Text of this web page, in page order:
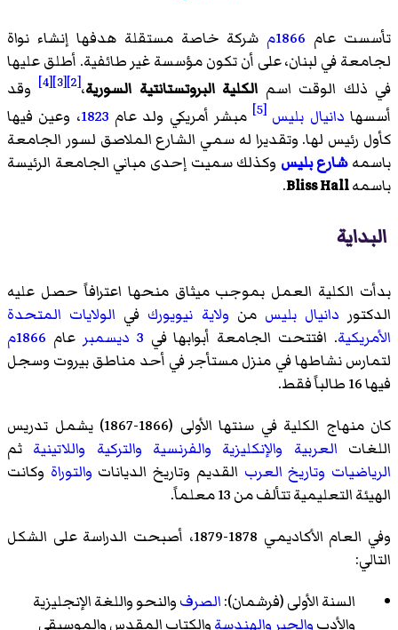
تأسست عام 1866م
شركة خاصة مستقلة هدفها إنشاء نواة
لجامعة في لبنان، على أن تكون مؤسسة غير طائفية. أطلق عليها
في ذلك الوقت اسم الكلية البروتستانتية السورية،[2]
[3]
[4]
وقد
أسسها دانيال بليس [5] مبشر أمريكي ولد عام 1823، وعين فيها
كأول رئيس لها. وتقديرا له سمي الشارع الملاصق لسور الجامعة
باسمهشارع بليس وكذلك سميت إحدى مباني الجامعة الرئيسة
باسمهBliss Hall
.
البداية
بدأت الكلية العمل بموجب ميثاق منحها اعترافاً حصل عليه
الدكتور دانيال بليس من ولاية نيويورك في الولايات المتحدة
الأمريكية. افتتحت الجامعة أبوابها في 3 ديسمبر عام 1866م
لتمارس نشاطها في منزل مستأجر في أحد مناطق بيروت وسجل
فيها 16 طالباً فقط.
كان منهاج الكلية في سنتها الأولى (1866-1867) يشمل تدريس
اللغات العربية والإنكليزية والفرنسية والتركية واللاتينية ثم
الرياضيات وتاريخ العرب القديم وتاريخ الديانات والتوراة وكانت
الهيئة التعليمية تتألف من 13 معلماً.
وفي العام الأكاديمي 1878-1879، أصبحت الدراسة على الشكل
التالي:
السنة الأولى (فرشمان):الصرفوالنحو واللغة الإنجليزية
والأدبوالجبر والهندسةوالكتاب المقدس والموسيقى